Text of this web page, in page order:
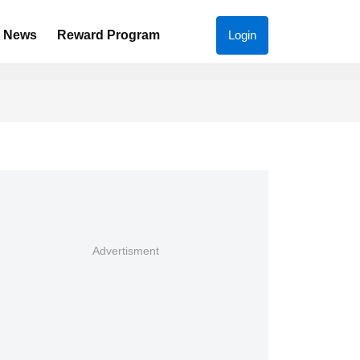
News Reward Program Login
Advertisment